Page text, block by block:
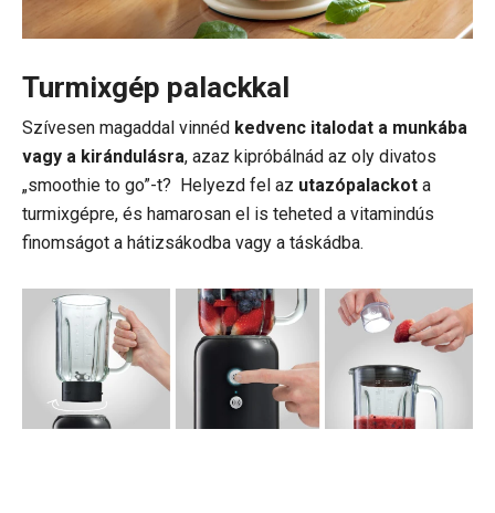
Turmixgép palackkal
Szívesen magaddal vinnéd kedvenc italodat a munkába
vagy a kirándulásra, azaz kipróbálnád az oly divatos
„smoothie to go”-t? Helyezd fel az utazópalackot a
turmixgépre, és hamarosan el is teheted a vitamindús
finomságot a hátizsákodba vagy a táskádba.